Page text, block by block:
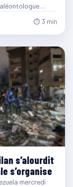
⏱ 3 min
s’alourdit
s’organise
mercredi